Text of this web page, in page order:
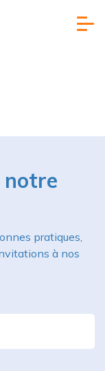
notre
pratiques,
à nos